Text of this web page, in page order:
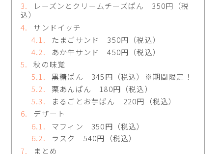
レーズンとクリームチーズぱん 350円（税
込）
サンドイッチ
たまごサンド 350円（税込）
あか牛サンド 450円（税込）
秋の味覚
黒糖ぱん 345円（税込）※期間限定！
栗あんぱん 180円（税込）
まるごとお芋ぱん 220円（税込）
デザート
マフィン 350円（税込）
ラスク 540円（税込）
まとめ